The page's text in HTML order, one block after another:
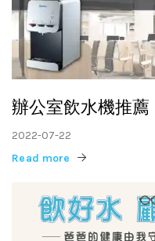
辦公室飲水機推薦
2022-07-22
Read more